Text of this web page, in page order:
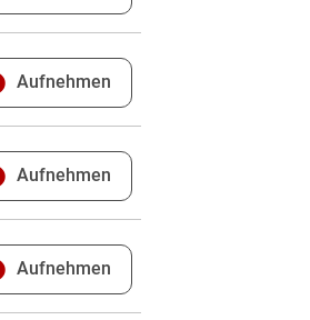
Aufnehmen
Aufnehmen
Aufnehmen